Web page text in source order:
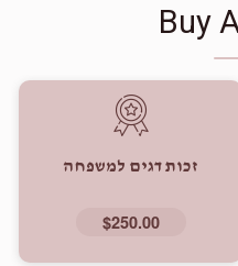
Buy
זכות דגים למשפחה
$250.00